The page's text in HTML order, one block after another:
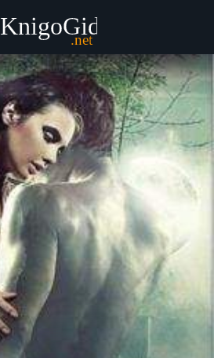
Жаклин Митчард - Роман с призраком